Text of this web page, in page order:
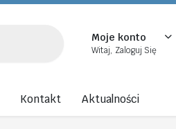
Moje konto
Witaj, Zaloguj Się
Kontakt Aktualności